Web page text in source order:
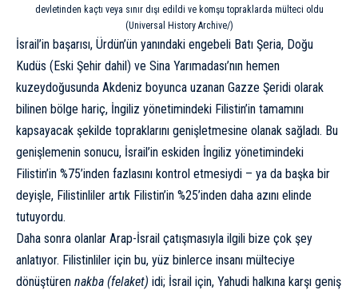
devletinden kaçtı veya sınır dışı edildi ve komşu topraklarda mülteci oldu
(Universal History Archive/)
İsrail’in başarısı, Ürdün’ün yanındaki engebeli Batı Şeria, Doğu
Kudüs (Eski Şehir dahil) ve Sina Yarımadası’nın hemen
kuzeydoğusunda Akdeniz boyunca uzanan Gazze Şeridi olarak
bilinen bölge hariç, İngiliz yönetimindeki Filistin’in tamamını
kapsayacak şekilde topraklarını genişletmesine olanak sağladı. Bu
genişlemenin sonucu, İsrail’in eskiden İngiliz yönetimindeki
Filistin’in %75’inden fazlasını kontrol etmesiydi – ya da başka bir
deyişle, Filistinliler artık Filistin’in %25’inden daha azını elinde
tutuyordu.
Daha sonra olanlar Arap-İsrail çatışmasıyla ilgili bize çok şey
anlatıyor. Filistinliler için bu, yüz binlerce insanı mülteciye
dönüştüren nakba (felaket) idi; İsrail için, Yahudi halkına karşı geniş